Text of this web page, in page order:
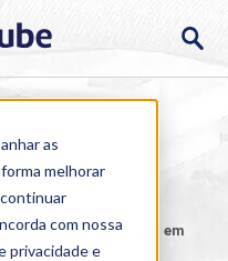
as
melhorar
com nossa
privacidade e
>Especialização em